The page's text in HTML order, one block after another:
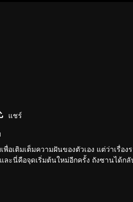
แชร์
เติมเต็มความฝันของตัวเอง แต่ว่าเรื่อ
ะนี่คือจุดเริ่มต้นใหม่อีกครั้ง ถังซานได้กลั
อสู้ แต่กลับมีพลังแห่งจิตวิญญาณที่น่าปร